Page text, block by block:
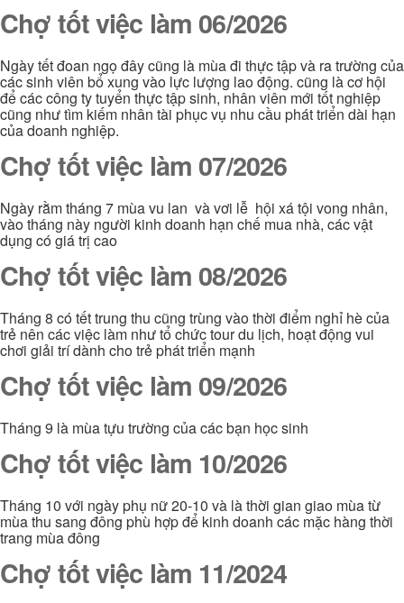
Chợ tốt việc làm 06/2026
Ngày tết đoan ngọ đây cũng là mùa đi thực tập và ra trường của
các sinh viên bổ xung vào lực lượng lao động. cũng là cơ hội
để các công ty tuyển thực tập sinh, nhân viên mới tốt nghiệp
cũng như tìm kiếm nhân tài phục vụ nhu cầu phát triển dài hạn
của doanh nghiệp.
Chợ tốt việc làm 07/2026
Ngày rằm tháng 7 mùa vu lan và vơi lễ hội xá tội vong nhân,
vào tháng này người kinh doanh hạn chế mua nhà, các vật
dụng có giá trị cao
Chợ tốt việc làm 08/2026
Tháng 8 có tết trung thu cũng trùng vào thời điểm nghỉ hè của
trẻ nên các việc làm như tổ chức tour du lịch, hoạt động vui
chơi giải trí dành cho trẻ phát triển mạnh
Chợ tốt việc làm 09/2026
Tháng 9 là mùa tựu trường của các bạn học sinh
Chợ tốt việc làm 10/2026
Tháng 10 với ngày phụ nữ 20-10 và là thời gian giao mùa từ
mùa thu sang đông phù hợp để kinh doanh các mặc hàng thời
trang mùa đông
Chợ tốt việc làm 11/2024